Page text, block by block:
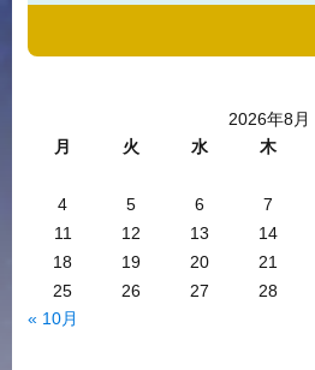
2026年8月
月
火 水 木
4
5 6 7
11
12 13 14
18
19 20 21
25
26 27 28
« 10月